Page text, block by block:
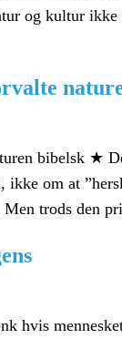
og kultur
bibelsk ★
ikke om at
Men trods den
hvis